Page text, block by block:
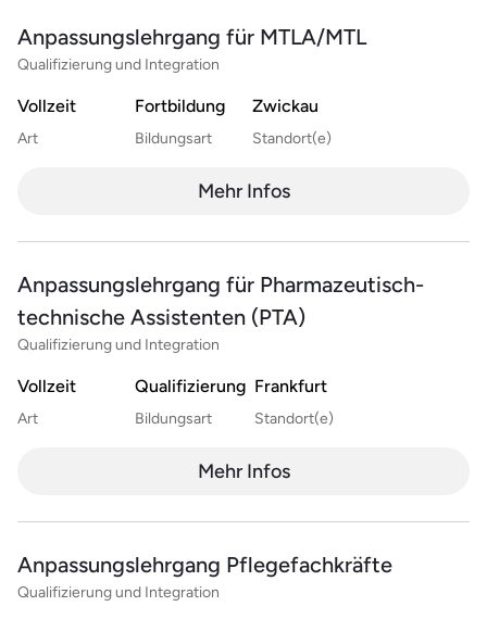
Anpassungslehrgang für MTLA/MTL
Qualifizierung und Integration
Vollzeit
Art
Fortbildung
Bildungsart
Zwickau
Standort(e)
Mehr Infos
Anpassungslehrgang für Pharmazeutisch-
technische Assistenten (PTA)
Qualifizierung und Integration
Vollzeit
Art
Qualifizierung
Bildungsart
Frankfurt
Standort(e)
Mehr Infos
Anpassungslehrgang Pflegefachkräfte
Qualifizierung und Integration